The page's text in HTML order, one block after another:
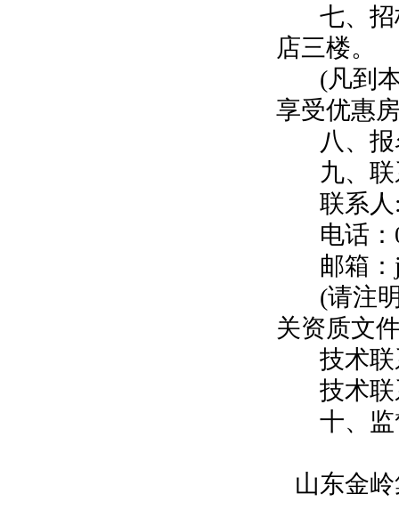
七、
店三楼。
(凡到
享受优惠
八、
九、
联系
电话：
邮箱：
(请注
关资质文
技术
技术联
十、监
山东金